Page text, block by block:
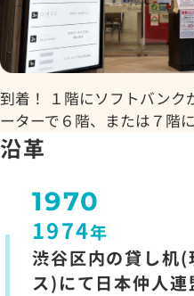
到着！ １階にソフトバンク
ーターで６階、または７階
沿革
1970
1974年
渋谷区内の貸し机(
ス)にて日本仲人連